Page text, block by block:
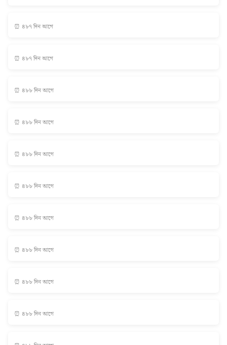
⏰ ৪৮৭ দিন আগে
⏰ ৪৮৭ দিন আগে
⏰ ৪৮৮ দিন আগে
⏰ ৪৮৮ দিন আগে
⏰ ৪৮৮ দিন আগে
⏰ ৪৮৮ দিন আগে
⏰ ৪৮৮ দিন আগে
⏰ ৪৮৮ দিন আগে
⏰ ৪৮৮ দিন আগে
⏰ ৪৮৮ দিন আগে